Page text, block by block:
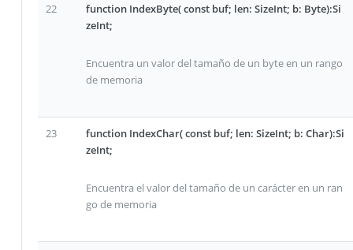
22
function IndexByte( const buf; len: SizeInt; b: Byte):Si
zeInt;
Encuentra un valor del tamaño de un byte en un rango
de memoria
23
function IndexChar( const buf; len: SizeInt; b: Char):Si
zeInt;
Encuentra el valor del tamaño de un carácter en un ran
go de memoria